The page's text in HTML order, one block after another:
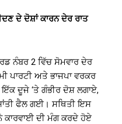
ਦੇ ਦੋਸ਼ਾਂ ਕਾਰਨ ਦੇਰ ਰਾਤ
ਨੰਬਰ 2 ਵਿੱਚ ਸੋਮਵਾਰ ਦੇਰ
ਅਤੇ ਭਾਜਪਾ ਵਰਕਰ
ਦੂਜੇ ‘ਤੇ ਗੰਭੀਰ ਦੋਸ਼ ਲਗਾਏ,
ਫੈਲ ਗਈ। ਸਥਿਤੀ ਇਸ
ਕਾਰਵਾਈ ਦੀ ਮੰਗ ਕਰਦੇ ਹੋਏ